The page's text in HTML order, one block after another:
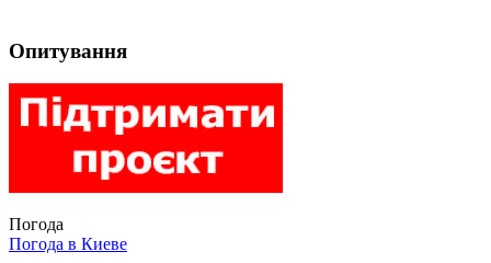
Опитування
Погода
Погода в Киеве